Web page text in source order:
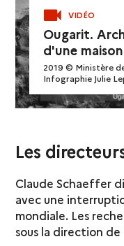
VIDÉO
Ougarit.
d'une maison
2019 © Ministère
Infographie Julie
Les
Claude Schaeffer
avec une
mondiale. Les
sous la direction de